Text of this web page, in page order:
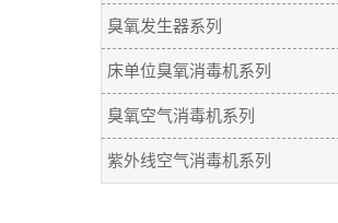
臭氧发生器系列
床单位臭氧消毒机系列
臭氧空气消毒机系列
紫外线空气消毒机系列